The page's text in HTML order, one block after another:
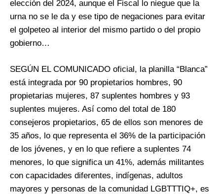
elección del 2024, aunque el Fiscal lo niegue que la
urna no se le da y ese tipo de negaciones para evitar
el golpeteo al interior del mismo partido o del propio
gobierno…
SEGÚN EL COMUNICADO oficial, la planilla “Blanca”
está integrada por 90 propietarios hombres, 90
propietarias mujeres, 87 suplentes hombres y 93
suplentes mujeres. Así como del total de 180
consejeros propietarios, 65 de ellos son menores de
35 años, lo que representa el 36% de la participación
de los jóvenes, y en lo que refiere a suplentes 74
menores, lo que significa un 41%, además militantes
con capacidades diferentes, indígenas, adultos
mayores y personas de la comunidad LGBTTTIQ+, es